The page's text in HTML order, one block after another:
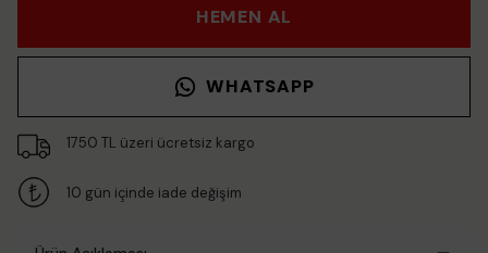
HEMEN AL
WHATSAPP
1750 TL üzeri ücretsiz kargo
10 gün içinde iade değişim